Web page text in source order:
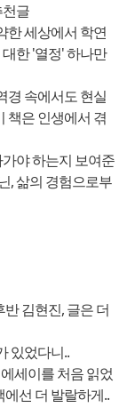
글
한 세상에서 학연
한 '열정' 하나만
경 속에서도 현실
책은 인생에서 겪
야 하는지 보여준
, 삶의 경험으로부
김현진, 글은 더
있었다니..
세이를 처음 읽었
선 더 발랄하게..